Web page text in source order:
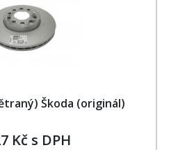
Škoda (originál)
Kč s DPH